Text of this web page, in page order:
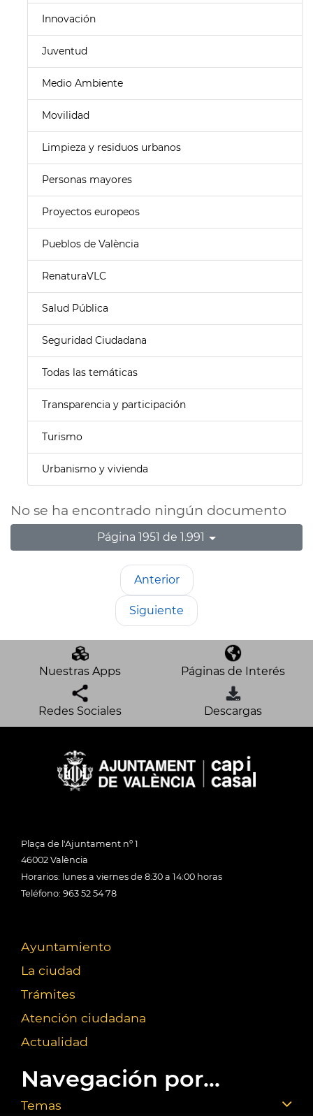
Innovación
Juventud
Medio Ambiente
Movilidad
Limpieza y residuos urbanos
Personas mayores
Proyectos europeos
Pueblos de València
RenaturaVLC
Salud Pública
Seguridad Ciudadana
Todas las temáticas
Transparencia y participación
Turismo
Urbanismo y vivienda
No se ha encontrado ningún documento
Página 1951 de 1.991
Anterior
Siguiente
Nuestras Apps Páginas de Interés
Redes Sociales Descargas
Plaça de l'Ajuntament nº 1
46002 València
Horarios: lunes a viernes de 8:30 a 14:00 horas
Teléfono: 963 52 54 78
Ayuntamiento
La ciudad
Trámites
Atención ciudadana
Actualidad
Navegación por...
Temas